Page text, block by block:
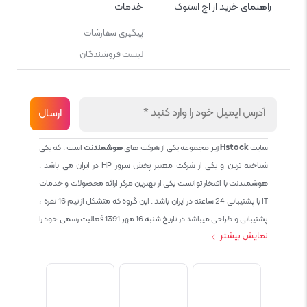
راهنمای خرید از اچ استوک خدمات
پیگیری سفارشات
لیست فروشندگان
سایتHstockزیر مجموعه یکی از شرکت هایهوشمندنتاست . که یکی
شناخته ترین و یکی از شرکت معتبر پخش سرور HP در ایران می باشد .
هوشمندنت با افتخار توانست یکی از بهترین مرکز ارائه محصولات و خدمات
IT با پشتیبانی 24 ساعته در ایران باشد . این گروه که متشکل از تیم 16 نفره ،
پشتیبانی و طراحی میباشد در تاریخ شنبه 16 مهر 1391 فعالیت رسمی خود را
نمایش بیشتر